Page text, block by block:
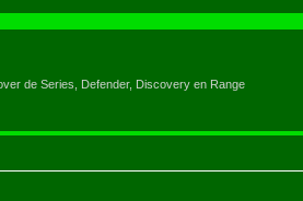
de Series, Defender, Discovery en Range